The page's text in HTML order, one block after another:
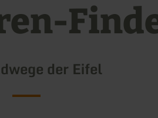
der Eifel